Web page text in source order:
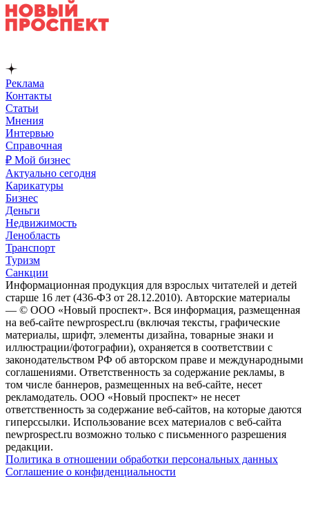
Реклама
Контакты
Статьи
Мнения
Интервью
Справочная
₽ Мой бизнес
Актуально сегодня
Карикатуры
Бизнес
Деньги
Недвижимость
Ленобласть
Транспорт
Туризм
Санкции
Информационная продукция для взрослых читателей и детей
старше 16 лет (436-ФЗ от 28.12.2010). Авторские материалы
— © ООО «Новый проспект». Вся информация, размещенная
на веб-сайте newprospect.ru (включая тексты, графические
материалы, шрифт, элементы дизайна, товарные знаки и
иллюстрации/фотографии), охраняется в соответствии с
законодательством РФ об авторском праве и международными
соглашениями. Ответственность за содержание рекламы, в
том числе баннеров, размещенных на веб-сайте, несет
рекламодатель. ООО «Новый проспект» не несет
ответственность за содержание веб-сайтов, на которые даются
гиперссылки. Использование всех материалов с веб-сайта
newprospect.ru возможно только с письменного разрешения
редакции.
Политика в отношении обработки персональных данных
Соглашение о конфиденциальности